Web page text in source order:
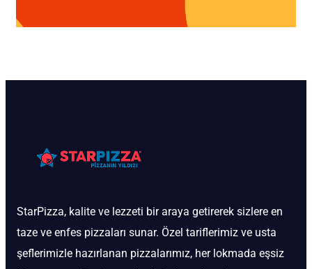
StarPizza, kalite ve lezzeti bir araya getirerek sizlere en
taze ve enfes pizzaları sunar. Özel tariflerimiz ve usta
şeflerimizle hazırlanan pizzalarımız, her lokmada eşsiz